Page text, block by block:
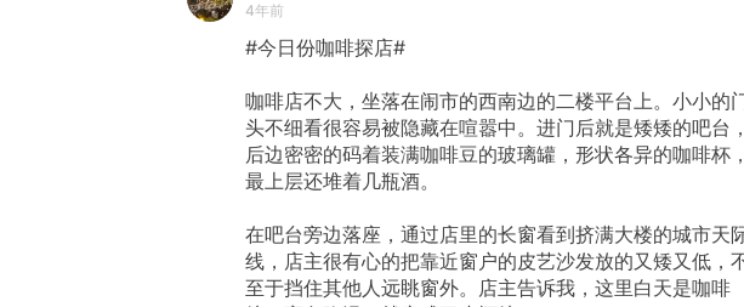
4年前
#今日份咖啡探店#
咖啡店不大，坐落在闹市的西南边的二楼平台上。小小的
头不细看很容易被隐藏在喧嚣中。进门后就是矮矮的吧台，
后边密密的码着装满咖啡豆的玻璃罐，形状各异的咖啡杯，
最上层还堆着几瓶酒。
在吧台旁边落座，通过店里的长窗看到挤满大楼的城市天
线，店主很有心的把靠近窗户的皮艺沙发放的又矮又低，
至于挡住其他人远眺窗外。店主告诉我，这里白天是咖啡